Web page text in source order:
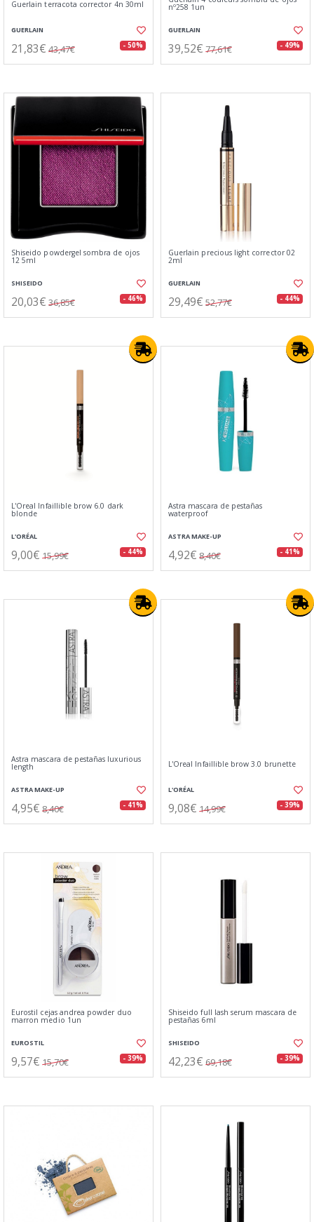
Guerlain terracota corrector 4n 30ml
GUERLAIN
21,83€ 43,47€ - 50%
nº258 1un
GUERLAIN
39,52€ 77,61€ - 49%
Shiseido powdergel sombra de ojos
12 5ml
SHISEIDO
20,03€ 36,85€ - 46%
Guerlain precious light corrector 02
2ml
GUERLAIN
29,49€ 52,77€ - 44%
L'Oreal Infaillible brow 6.0 dark
blonde
L'ORÉAL
9,00€ 15,99€ - 44%
Astra mascara de pestañas
waterproof
ASTRA MAKE-UP
4,92€ 8,40€ - 41%
Astra mascara de pestañas luxurious
length
ASTRA MAKE-UP
4,95€ 8,40€ - 41%
L'Oreal Infaillible brow 3.0 brunette
L'ORÉAL
9,08€ 14,99€ - 39%
Eurostil cejas andrea powder duo
marron medio 1un
EUROSTIL
9,57€ 15,70€ - 39%
Shiseido full lash serum mascara de
pestañas 6ml
SHISEIDO
42,23€ 69,18€ - 39%